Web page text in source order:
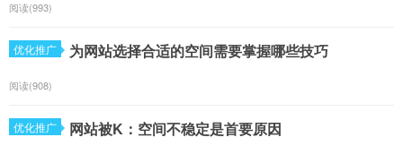
阅读(993)
优化推广 为网站选择合适的空间需要掌握哪些技巧
阅读(908)
优化推广 网站被K：空间不稳定是首要原因